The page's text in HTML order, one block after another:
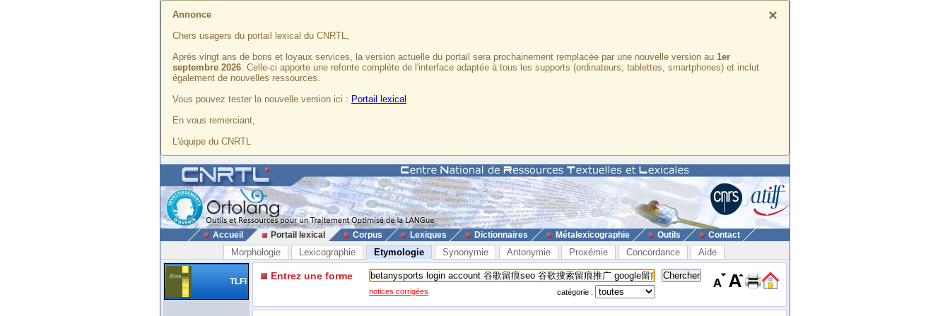
×
Annonce
Chers usagers du portail lexical du CNRTL,
Après vingt ans de bons et loyaux services, la version actuelle du portail sera prochainement remplacée par une nouvelle version au 1er
septembre 2026. Celle-ci apporte une refonte complète de l'interface adaptée à tous les supports (ordinateurs, tablettes, smartphones) et inclut
également de nouvelles ressources.
Vous pouvez tester la nouvelle version ici : Portail lexical
En vous remerciant,
L'équipe du CNRTL
Accueil Portail lexical Corpus Lexiques Dictionnaires Métalexicographie Outils Contact
Morphologie Lexicographie Etymologie Synonymie Antonymie Proxémie Concordance Aide
TLFi Entrez une forme
notices corrigées catégorie :